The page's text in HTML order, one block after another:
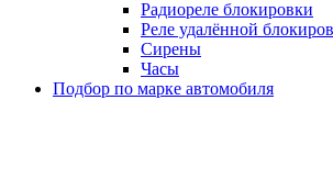
Радиореле блокировки
Реле удалённой
Сирены
Часы
Подбор по марке автомобиля